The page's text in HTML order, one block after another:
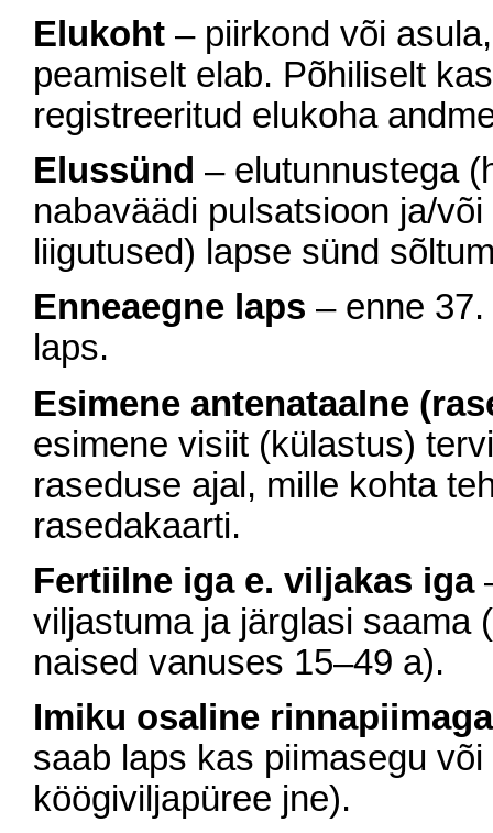
Elukoht – piirkond või
peamiselt elab. Põhiliselt
registreeritud elukoha
Elussünd – elutunnustega
nabaväädi pulsatsioon ja/
liigutused) lapse sünd
Enneaegne laps – enne
laps.
Esimene antenataalne
esimene visiit (külastus)
raseduse ajal, mille kohta
rasedakaarti.
Fertiilne iga e. viljakas iga
viljastuma ja järglasi saama
naised vanuses 15–49 a).
Imiku osaline
saab laps kas piimasegu
köögiviljapüree jne).